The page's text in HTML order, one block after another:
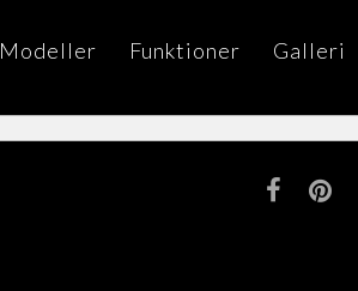
Modeller Funktioner Galleri